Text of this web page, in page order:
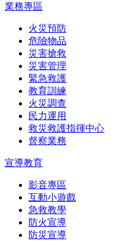
業務專區
火災預防
危險物品
災害搶救
災害管理
緊急救護
教育訓練
火災調查
民力運用
救災救護指揮中心
督察業務
宣導教育
影音專區
互動小遊戲
急救教學
防火宣導
防災宣導